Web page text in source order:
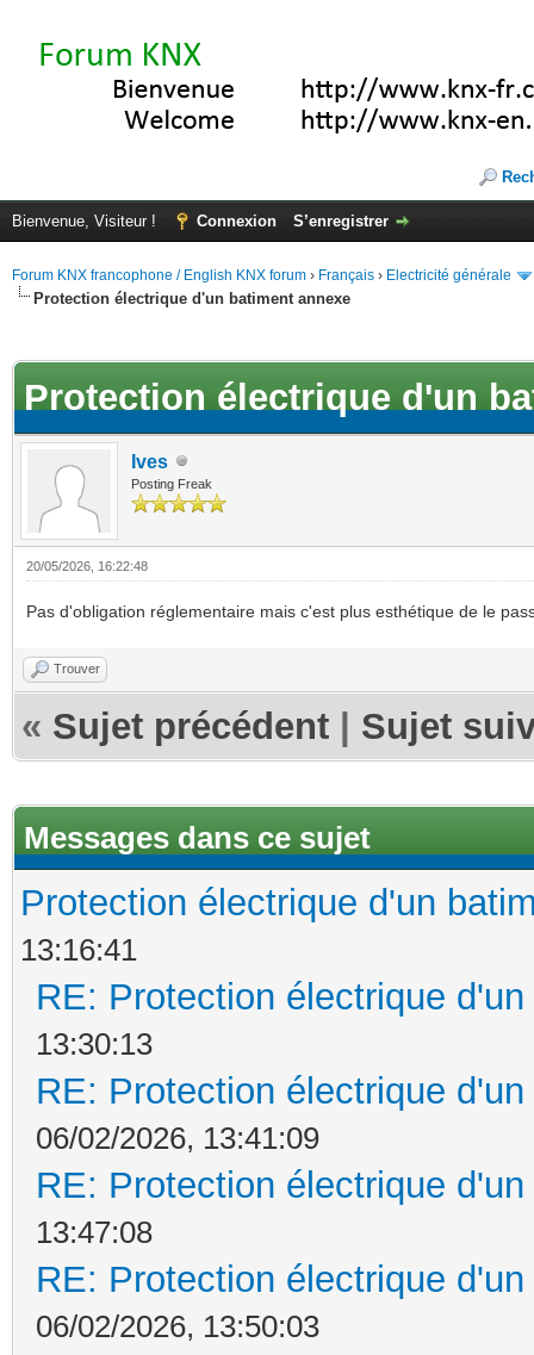
Bienvenue, Visiteur ! Connexion S’enregistrer
Forum KNX francophone / English KNX forum › Français › Electricité générale
Protection électrique d'un batiment annexe
Protection électrique d'un
Ives
Posting Freak
20/05/2026, 16:22:48
Pas d'obligation réglementaire mais c'est plus esthétique de le
Trouver
« Sujet précédent Sujet
Messages dans ce sujet
Protection électrique d'un
13:16:41
RE: Protection électrique
13:30:13
RE: Protection électrique
06/02/2026, 13:41:09
RE: Protection électrique
13:47:08
RE: Protection électrique
06/02/2026, 13:50:03